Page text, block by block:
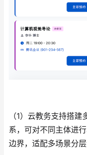
（1） 云教务支持搭建
系，可对不同主体进
边界，适配多场景分层